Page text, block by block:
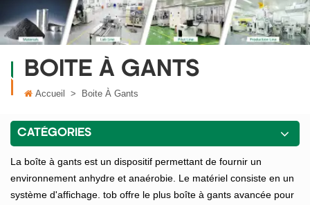
BOITE À GANTS
Accueil > Boite À Gants
CATÉGORIES
La boîte à gants est un dispositif permettant de fournir un
environnement anhydre et anaérobie. Le matériel consiste en un
système d'affichage. tob offre le plus boîte à gants avancée pour